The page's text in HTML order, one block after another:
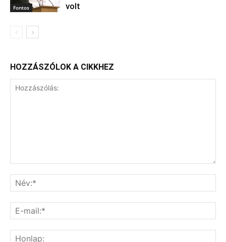
Fontos
volt
HOZZÁSZÓLOK A CIKKHEZ